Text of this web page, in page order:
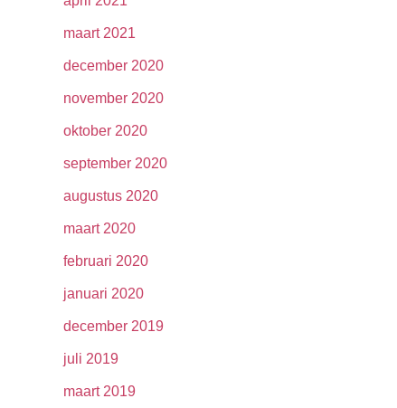
maart 2021
december 2020
november 2020
oktober 2020
september 2020
augustus 2020
maart 2020
februari 2020
januari 2020
december 2019
juli 2019
maart 2019